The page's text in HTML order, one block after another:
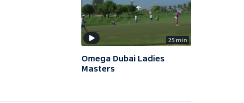
25 min
Omega Dubai Ladies
Masters